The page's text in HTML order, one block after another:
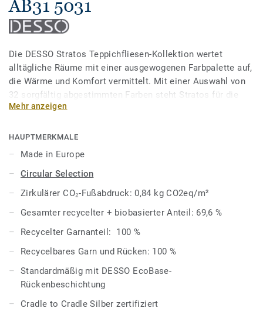
AB31 5031
Die DESSO Stratos Teppichfliesen-Kollektion wertet
alltägliche Räume mit einer ausgewogenen Farbpalette auf,
die Wärme und Komfort vermittelt. Mit einer Auswahl von
32 sorgfältig abgestimmten Farben steht Stratos für die
gelungene Verbindung von Design und Funktionalität zu
gestalterische Freiheit für moderne Innenräume.
Die Level-Loop-Struktur sorgt für ein ruhiges,
gleichmäßiges Erscheinungsbild und gibt Planerinnen und
Planern Sicherheit bei der Kombination von Farben. Ob
durch subtile Zonierungen, tonale Übergänge oder
ausdrucksstärkere Verlegekonzepte – Stratos eignet sich
gleichermaßen für harmonische Ton‑in‑Ton‑Gestaltungen
Besprechungsräumen und Bildungsumgebungen.
DESSO Stratos ist standardmäßig mit unserem EcoBase-
Mehr anzeigen
HAUPTMERKMALE
Made in Europe
Circular Selection
Zirkulärer CO₂-Fußabdruck: 0,84 kg CO2eq/m²
Gesamter recycelter + biobasierter Anteil: 69,6 %
Recycelter Garnanteil: 100 %
Recycelbares Garn und Rücken: 100 %
Standardmäßig mit DESSO EcoBase-
Rückenbeschichtung
Cradle to Cradle Silber zertifiziert